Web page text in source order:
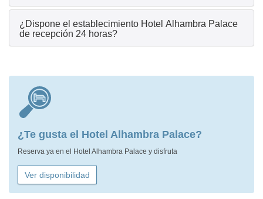
¿Dispone el establecimiento Hotel Alhambra Palace
de recepción 24 horas?
¿Te gusta el Hotel Alhambra Palace?
Reserva ya en el Hotel Alhambra Palace y disfruta
Ver disponibilidad